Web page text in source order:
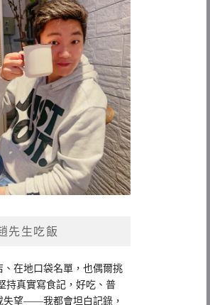
先生吃飯
、在地口袋名單，也偶爾挑
持真實寫食記，好吃、普
失望——我都會坦白記錄，